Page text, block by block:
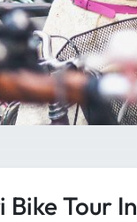
Bike Tour In